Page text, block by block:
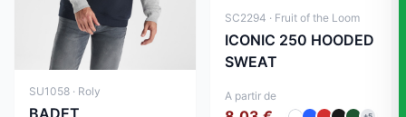
SU1058 · Roly
BADET
SC2294 · Fruit of the Loom
ICONIC 250 HOODED
SWEAT
A partir de